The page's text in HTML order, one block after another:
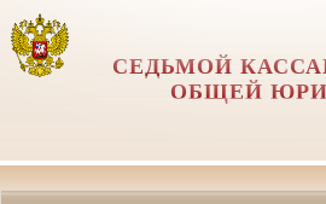
СЕДЬМОЙ
ОБЩЕЙ